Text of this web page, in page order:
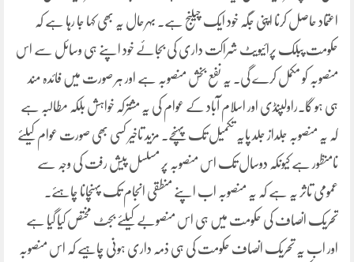
اعتماد حاصل کرنا اپنی جگہ خود ایک چیلنج ہے۔ بہرحال یہ بھی کہا جا رہا ہے کہ
حکومت پبلک پرائیویٹ شراکت داری کی بجائے خود اپنے ہی وسائل سے اس
منصوبہ کو مکمل کرے گی۔ یہ نفع بخش منصوبہ ہے اور ہر صورت میں فائدہ مند
ہی ہو گا۔راولپنڈی اور اسلام آباد کے عوام کی یہ مشترکہ خواہش بلکہ مطالبہ ہے
کہ یہ منصوبہ جلداز جلد پایہ تکمیل تک پہنچے۔ مزید تاخیر کسی بھی صورت عوام کیلئے
نامنظور ہے کیونکہ دوسال تک اس منصوبہ پر مسلسل پیش رفت کی وجہ سے
عمومی تاثر یہ ہے کہ یہ منصوبہ اب اپنے منطقی انجام تک پہنچانا چاہئے۔
تحریک انصاف کی حکومت میں ہی اس منصوبے کیلئے بجٹ مختص کیا گیا ہے
اور اب یہ تحریک انصاف حکومت کی ہی ذمہ داری ہونی چاہیے کہ اس منصوبہ